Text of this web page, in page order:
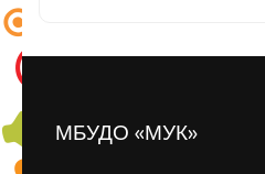
МБУДО «МУК»